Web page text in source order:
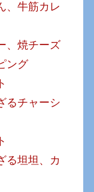
、牛筋カレ
、焼チーズ
ング
るチャーシ
る坦坦、カ